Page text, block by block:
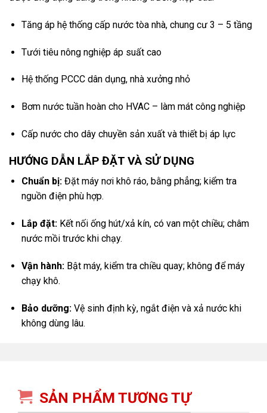
Tăng áp hệ thống cấp nước tòa nhà, chung cư 3 – 5 tầng
Tưới tiêu nông nghiệp áp suất cao
Hệ thống PCCC dân dụng, nhà xưởng nhỏ
Bơm nước tuần hoàn cho HVAC – làm mát công nghiệp
Cấp nước cho dây chuyền sản xuất và thiết bị áp lực
HƯỚNG DẪN LẮP ĐẶT VÀ SỬ DỤNG
Chuẩn bị:Đặt máy nơi khô ráo, bằng phẳng; kiểm tra
nguồn điện phù hợp.
Lắp đặt:Kết nối ống hút/xả kín, có van một chiều; châm
nước mồi trước khi chạy.
Vận hành:Bật máy, kiểm tra chiều quay; không để máy
chạy khô.
Bảo dưỡng:Vệ sinh định kỳ, ngắt điện và xả nước khi
không dùng lâu.
SẢN PHẨM TƯƠNG TỰ